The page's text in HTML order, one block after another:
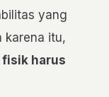
yang
karena itu,
harus